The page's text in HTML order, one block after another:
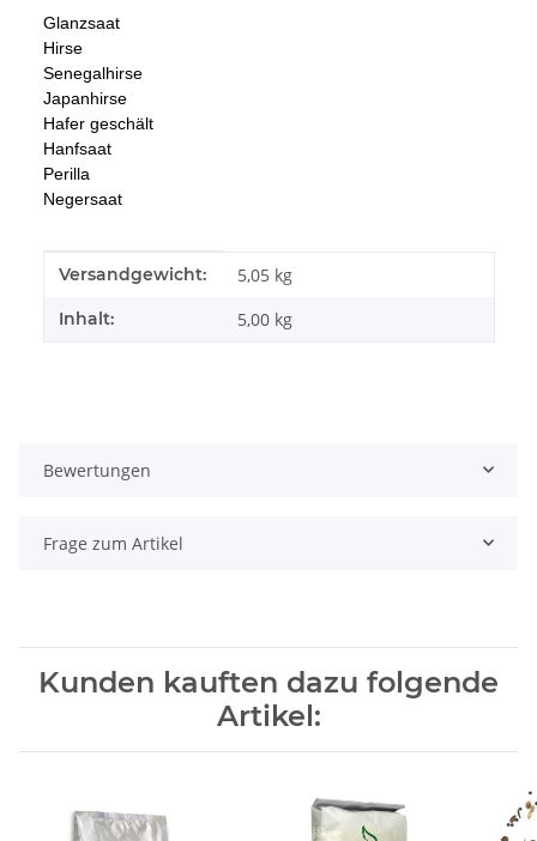
Glanzsaat
Hirse
Senegalhirse
Japanhirse
Hafer geschält
Hanfsaat
Perilla
Negersaat
Produkteigenschaft
Wert
Versandgewicht: 5,05 kg
Inhalt: 5,00 kg
Bewertungen
Frage zum Artikel
Kunden kauften dazu folgende
Artikel: